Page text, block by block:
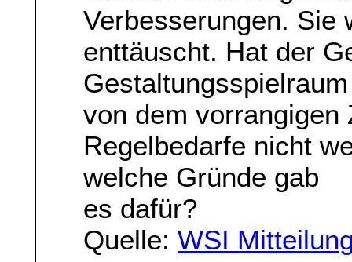
Verbesserungen. Sie
enttäuscht. Hat der
von dem
Regelbedarfe nicht
welche Gründe gab
es dafür?
Quelle:WSI